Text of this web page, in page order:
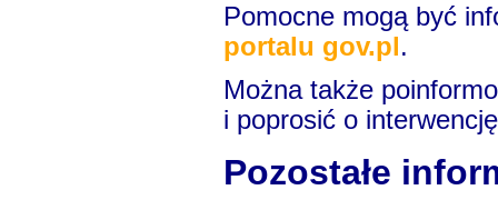
Pomocne mogą być
portalu gov.pl.
Można także
i poprosić o
Pozostałe